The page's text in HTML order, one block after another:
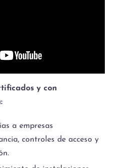
y con
a empresas
controles de acceso y